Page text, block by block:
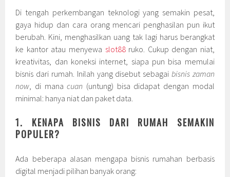
Di tengah perkembangan teknologi yang semakin pesat,
gaya hidup dan cara orang mencari penghasilan pun ikut
berubah. Kini, menghasilkan uang tak lagi harus berangkat
ke kantor atau menyewa slot88ruko. Cukup dengan niat,
kreativitas, dan koneksi internet, siapa pun bisa memulai
bisnis dari rumah. Inilah yang disebut sebagai bisnis zaman
now, di manacuan (untung) bisa didapat dengan modal
minimal: hanya niat dan paket data.
1. KENAPA BISNIS DARI RUMAH SEMAKIN
POPULER?
Ada beberapa alasan mengapa bisnis rumahan berbasis
digital menjadi pilihan banyak orang: